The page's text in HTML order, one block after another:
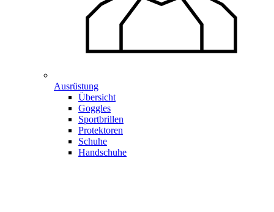
Ausrüstung
Übersicht
Goggles
Sportbrillen
Protektoren
Schuhe
Handschuhe